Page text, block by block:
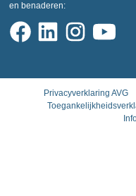
en benaderen:
Privacyverklaring AVG